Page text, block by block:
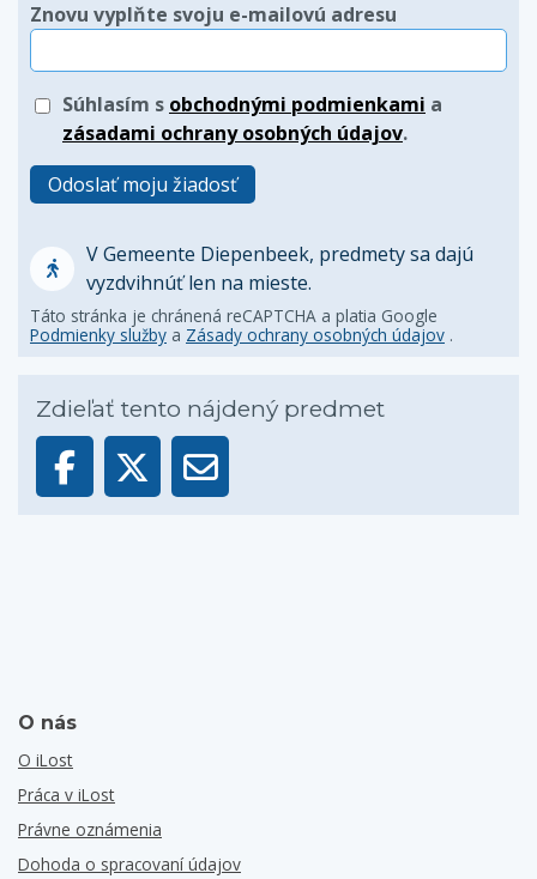
Znovu vyplňte svoju e-mailovú adresu
Súhlasím s obchodnými podmienkami a
zásadami ochrany osobných údajov.
Odoslať moju žiadosť
V Gemeente Diepenbeek, predmety sa dajú
vyzdvihnúť len na mieste.
Táto stránka je chránená reCAPTCHA a platia Google
Podmienky služby a Zásady ochrany osobných údajov .
Zdieľať tento nájdený predmet
O nás
O iLost
Práca v iLost
Právne oznámenia
Dohoda o spracovaní údajov